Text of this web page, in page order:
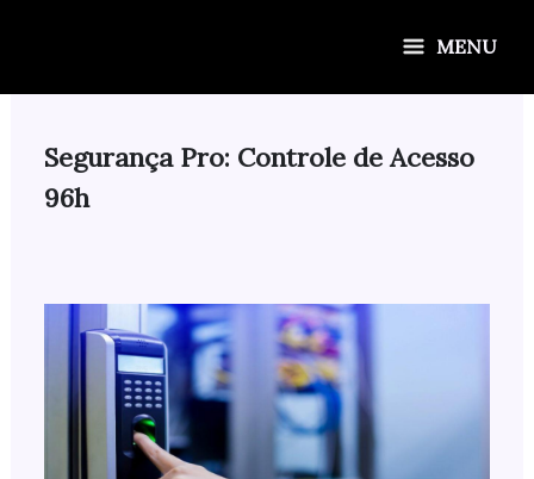
MENU
Segurança Pro: Controle de Acesso
96h